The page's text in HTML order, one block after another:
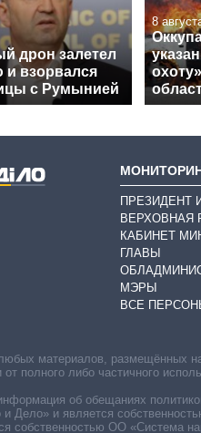
дрон залетел
и взорвался
с Румынией
8
ПРЕЗИДЕНТ
ВЕРХОВНАЯ
КАБИНЕТ
ГЛАВЫ
МЭРЫ
ВСЕ
материалов, размещённых
от полного либо частичного
об обещаниях
Дело» и является
собственностью ОО «Система